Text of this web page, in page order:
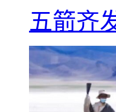
五箭齐